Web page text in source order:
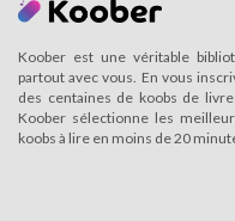
Koober est une véritable
partout avec vous. En vous
des centaines de koobs de
Koober sélectionne les
koobs à lire en moins de 20